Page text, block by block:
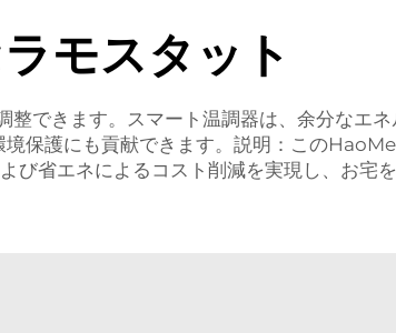
モスタット
できます。スマート温調器は、余分なエ
保護にも貢献できます。説明：この
省エネによるコスト削減を実現し、お宅